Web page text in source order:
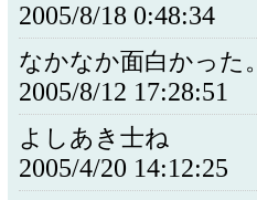
2005/8/18 0:48:34
なかなか面白かった。
2005/8/12 17:28:51
よしあき士ね
2005/4/20 14:12:25